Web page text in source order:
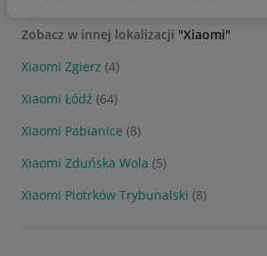
Zobacz w innej lokalizacji "Xiaomi"
Xiaomi Zgierz (4)
Xiaomi Łódź (64)
Xiaomi Pabianice (8)
Xiaomi Zduńska Wola (5)
Xiaomi Piotrków Trybunalski (8)